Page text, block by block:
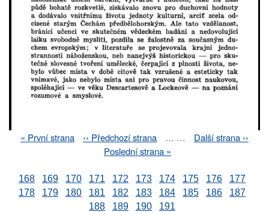
First
« První strana
Previous
‹‹ Předchozí strana … …
Next
Další strana ››
Last
Poslední strana »
168 169 170 171 172 173 174 175 176
177
178
179 180 181 182 183 184 185 186
187
188
189 190 191